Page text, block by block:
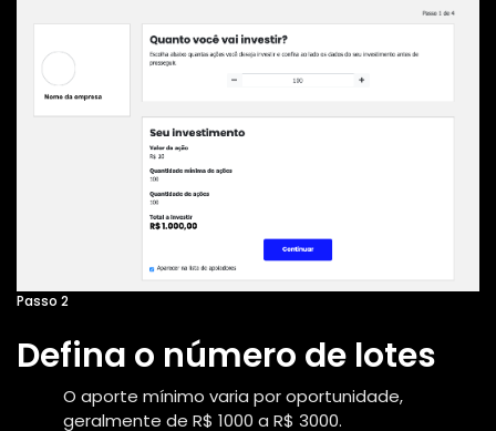
Passo 2
Defina o número de lotes
O aporte mínimo varia por oportunidade,
geralmente de R$ 1000 a R$ 3000.